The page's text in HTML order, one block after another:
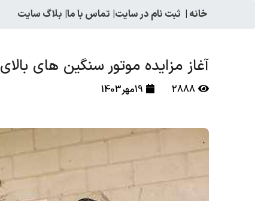
خانه | ثبت نام در سایت| تماس با ما| بلاگ سایت
آغاز مزایده موتور سنگین های بالای 1200 سی سی در ایران !
2888 19مهر1403